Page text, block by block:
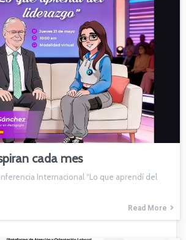
cada mes
Internacional “Lo que aprendí del
Read More